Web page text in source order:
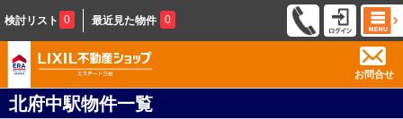
検討リスト 0 最近見た物件 0
お問合せ
北府中駅物件一覧